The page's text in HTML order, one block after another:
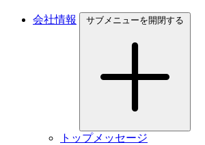
会社情報 サブメニューを開閉する
トップメッセージ